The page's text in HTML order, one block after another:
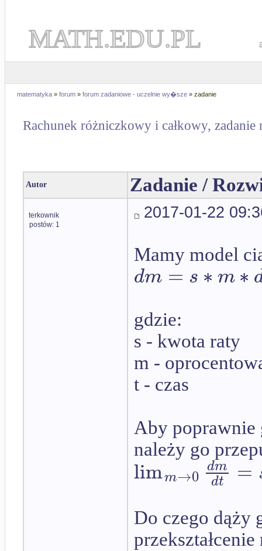
MATH.EDU.PL
matematyka » forum » forum zadaniowe - uczelnie wy�sze » zadanie
Rachunek różniczkowy i całkowy, zadanie
Autor Zadanie /
terkownik
postów: 1
2017-01-22
Mamy model
dm = s ∗ m∗
gdzie:
s - kwota raty
m -
t - czas
Aby poprawnie
należy go
limm→0 dm
dt =
Do czego dąży